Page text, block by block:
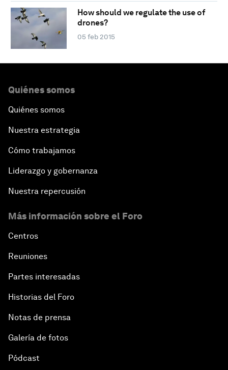
How should we regulate the use of
drones?
05 feb 2015
Quiénes somos
Quiénes somos
Nuestra estrategia
Cómo trabajamos
Liderazgo y gobernanza
Nuestra repercusión
Más información sobre el Foro
Centros
Reuniones
Partes interesadas
Historias del Foro
Notas de prensa
Galería de fotos
Pódcast